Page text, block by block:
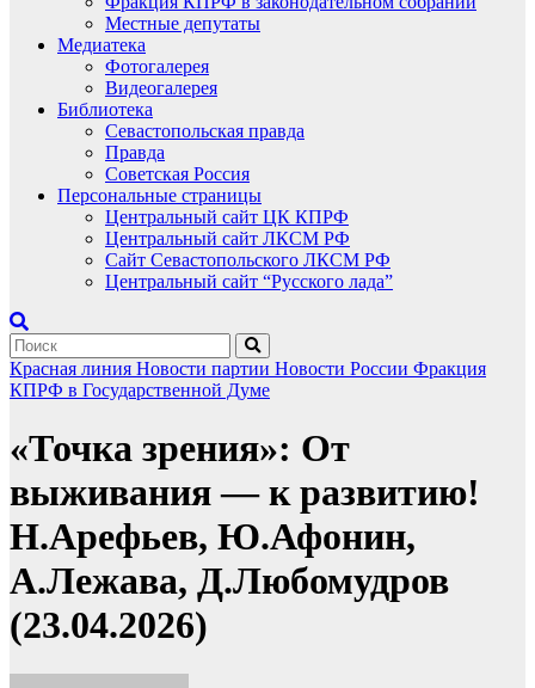
Местные депутаты
Медиатека
Фотогалерея
Видеогалерея
Библиотека
Севастопольская правда
Правда
Советская Россия
Персональные страницы
Центральный сайт ЦК КПРФ
Центральный сайт ЛКСМ РФ
Сайт Севастопольского ЛКСМ РФ
Центральный сайт “Русского лада”
Красная линия Новости партии Новости России Фракция
КПРФ в Государственной Думе
«Точка зрения»: От
выживания — к развитию!
Н.Арефьев, Ю.Афонин,
А.Лежава, Д.Любомудров
(23.04.2026)